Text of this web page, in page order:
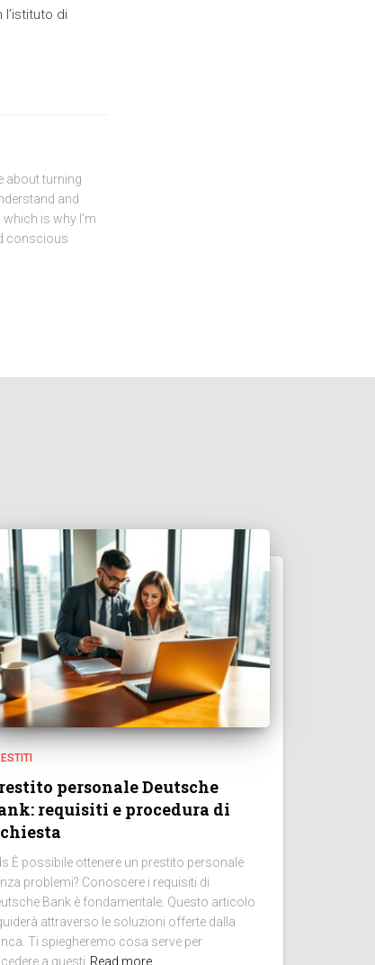
di
about turning
and
which is why I'm
conscious
personale Deutsche
requisiti e procedura di
È possibile ottenere un prestito personale
problemi? Conoscere i requisiti di
Bank è fondamentale. Questo articolo
attraverso le soluzioni offerte dalla
Ti spiegheremo cosa serve per
a questi Read more